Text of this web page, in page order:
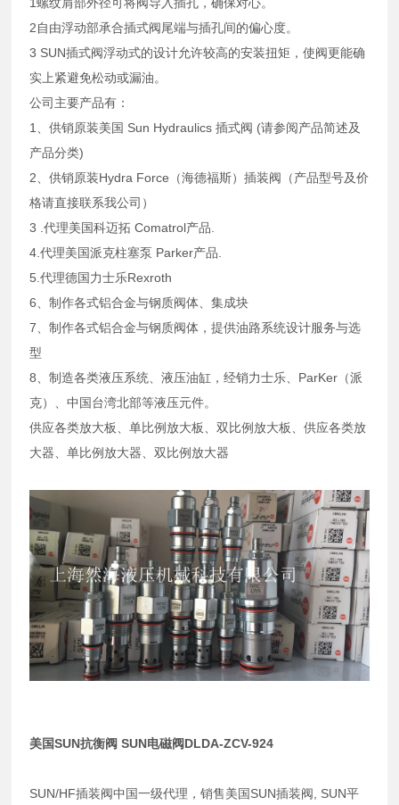
2自由浮动部承合插式阀尾端与插孔间的偏心度。
3 SUN插式阀浮动式的设计允许较高的安装扭矩，使阀更能确
实上紧避免松动或漏油。
公司主要产品有：
1、供销原装美国 Sun Hydraulics 插式阀 (请参阅产品简述及
产品分类)
2、供销原装Hydra Force（海德福斯）插装阀（产品型号及价
格请直接联系我公司）
3 .代理美国科迈拓 Comatrol产品.
4.代理美国派克柱塞泵 Parker产品.
5.代理德国力士乐Rexroth
6、制作各式铝合金与钢质阀体、集成块
7、制作各式铝合金与钢质阀体，提供油路系统设计服务与选
型
8、制造各类液压系统、液压油缸，经销力士乐、ParKer（派
克）、中国台湾北部等液压元件。
供应各类放大板、单比例放大板、双比例放大板、供应各类放
大器、单比例放大器、双比例放大器
美国SUN抗衡阀 SUN电磁阀DLDA-ZCV-924
SUN/HF插装阀中国一级代理，销售美国SUN插装阀, SUN平